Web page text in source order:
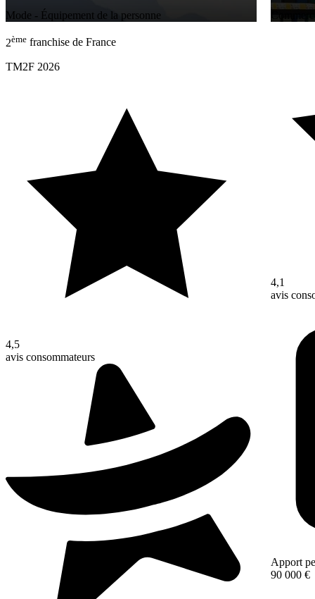
Mode - Équipement de la personne
2ème franchise de France
TM2F 2026
4,5
avis consommateurs
4,1
avis
Apport
90 000 €